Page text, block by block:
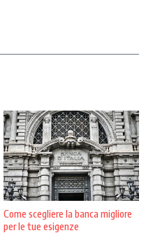
Come scegliere la banca migliore
per le tue esigenze